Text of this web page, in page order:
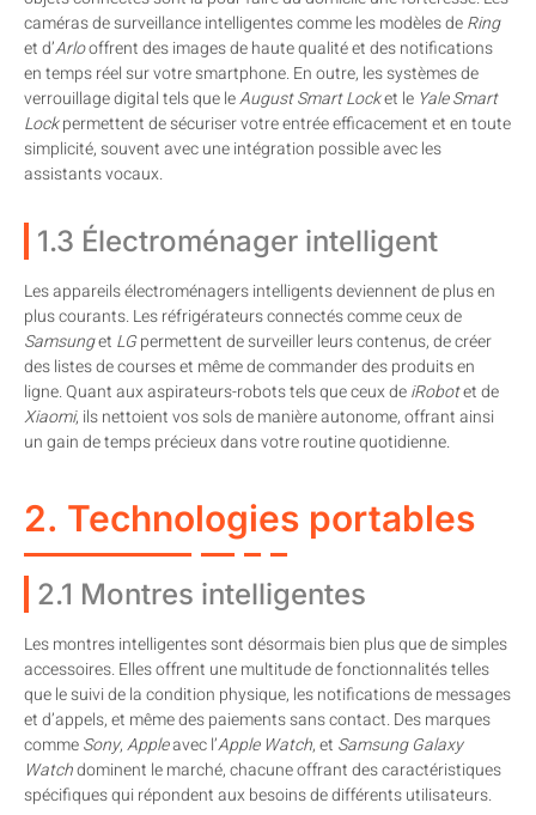
caméras de surveillance intelligentes comme les modèles deRing
et d’Arlooffrent des images de haute qualité et des notifications
en temps réel sur votre smartphone. En outre, les systèmes de
verrouillage digital tels que leAugust Smart Locket le Yale Smart
Lockpermettent de sécuriser votre entrée efficacement et en toute
simplicité, souvent avec une intégration possible avec les
assistants vocaux.
1.3 Électroménager intelligent
Les appareils électroménagers intelligents deviennent de plus en
plus courants. Les réfrigérateurs connectés comme ceux de
Samsunget LGpermettent de surveiller leurs contenus, de créer
des listes de courses et même de commander des produits en
ligne. Quant aux aspirateurs-robots tels que ceux deiRobotet de
Xiaomi, ils nettoient vos sols de manière autonome, offrant ainsi
un gain de temps précieux dans votre routine quotidienne.
2. Technologies portables
2.1 Montres intelligentes
Les montres intelligentes sont désormais bien plus que de simples
accessoires. Elles offrent une multitude de fonctionnalités telles
que le suivi de la condition physique, les notifications de messages
et d’appels, et même des paiements sans contact. Des marques
commeSony,Appleavec l’Apple Watch, et Samsung Galaxy
Watchdominent le marché, chacune offrant des caractéristiques
spécifiques qui répondent aux besoins de différents utilisateurs.